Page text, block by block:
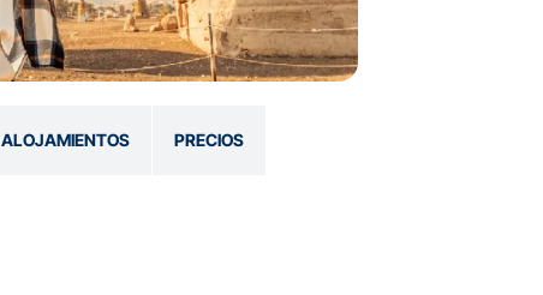
ALOJAMIENTOS PRECIOS